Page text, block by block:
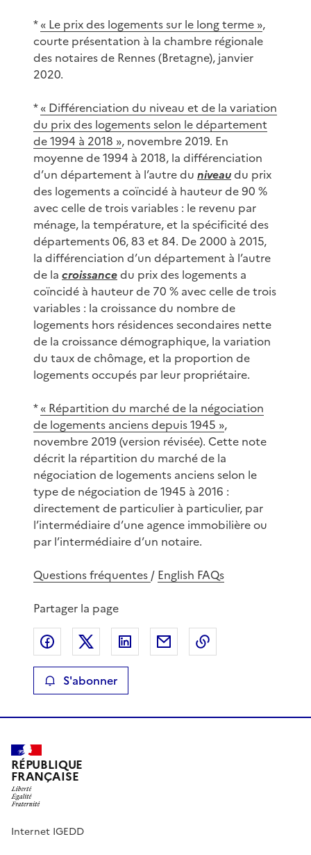
*« Le prix des logements sur le long terme »,
courte présentation à la chambre régionale
des notaires de Rennes (Bretagne), janvier
2020.
*« Différenciation du niveau et de la variation
du prix des logements selon le département
de 1994 à 2018 », novembre 2019. En
moyenne de 1994 à 2018, la différenciation
d’un département à l’autre du niveaudu prix
des logements a coïncidé à hauteur de 90 %
avec celle de trois variables : le revenu par
ménage, la température, et la spécificité des
départements 06, 83 et 84. De 2000 à 2015,
la différenciation d’un département à l’autre
de la croissancedu prix des logements a
coïncidé à hauteur de 70 % avec celle de trois
variables : la croissance du nombre de
logements hors résidences secondaires nette
de la croissance démographique, la variation
du taux de chômage, et la proportion de
logements occupés par leur propriétaire.
*« Répartition du marché de la négociation
de logements anciens depuis 1945 »,
novembre 2019 (version révisée). Cette note
décrit la répartition du marché de la
négociation de logements anciens selon le
type de négociation de 1945 à 2016 :
directement de particulier à particulier, par
l’intermédiaire d’une agence immobilière ou
par l’intermédiaire d’un notaire.
Questions fréquentes / English FAQs
Partager la page
Partager sur Facebook
Partager sur XPartager sur LinkedIn
Partager par email
S'abonner
RÉPUBLIQUE
FRANÇAISE
Internet IGEDD